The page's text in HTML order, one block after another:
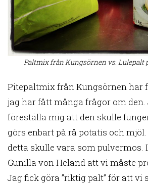
Paltmix från Kungsörnen vs. Lulepalt
Pitepaltmix från Kungsörnen har
jag har fått många frågor om den.
föreställa mig att den skulle
görs enbart på rå potatis och
detta skulle vara som pulvermos.
Gunilla von Heland att vi måste
Jag fick göra ”riktig palt” för att vi